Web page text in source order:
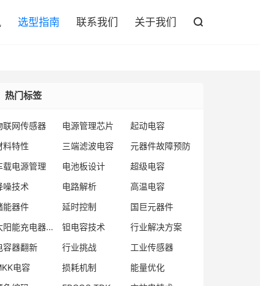
选型指南 联系我们 关于我们 
热门标签
联网传感器 电源管理芯片
起动电容
料特性
三端滤波电容
元器件故障预防
载电源管理
电池板设计
超级电容
噪技术
电路解析
高温电容
能器件
延时控制
国巨元器件
太阳能充电器、电容器、电量管理
钽电容技术
行业解决方案
容器翻新
行业挑战
工业传感器
电容
损耗机制
能量优化